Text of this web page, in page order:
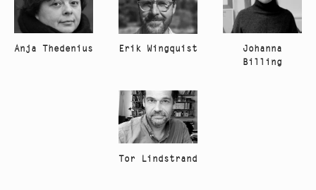
Anja Thedenius Erik Wingquist
Johanna
Billing
Tor Lindstrand